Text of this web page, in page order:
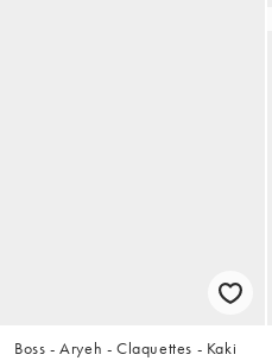
Boss - Aryeh - Claquettes - Kaki